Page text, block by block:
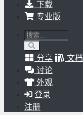
下载
专业版
分享
文档
讨论
外观
登录
注册